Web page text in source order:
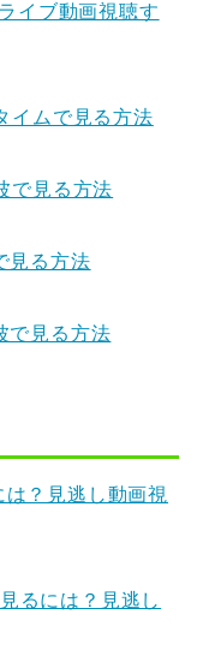
イブ動画視聴す
イムで見る方法
で見る方法
見る方法
で見る方法
？見逃し動画視
るには？見逃し